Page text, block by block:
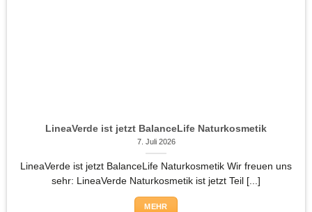
LineaVerde ist jetzt BalanceLife Naturkosmetik
7. Juli 2026
LineaVerde ist jetzt BalanceLife Naturkosmetik Wir freuen uns
sehr: LineaVerde Naturkosmetik ist jetzt Teil [...]
MEHR